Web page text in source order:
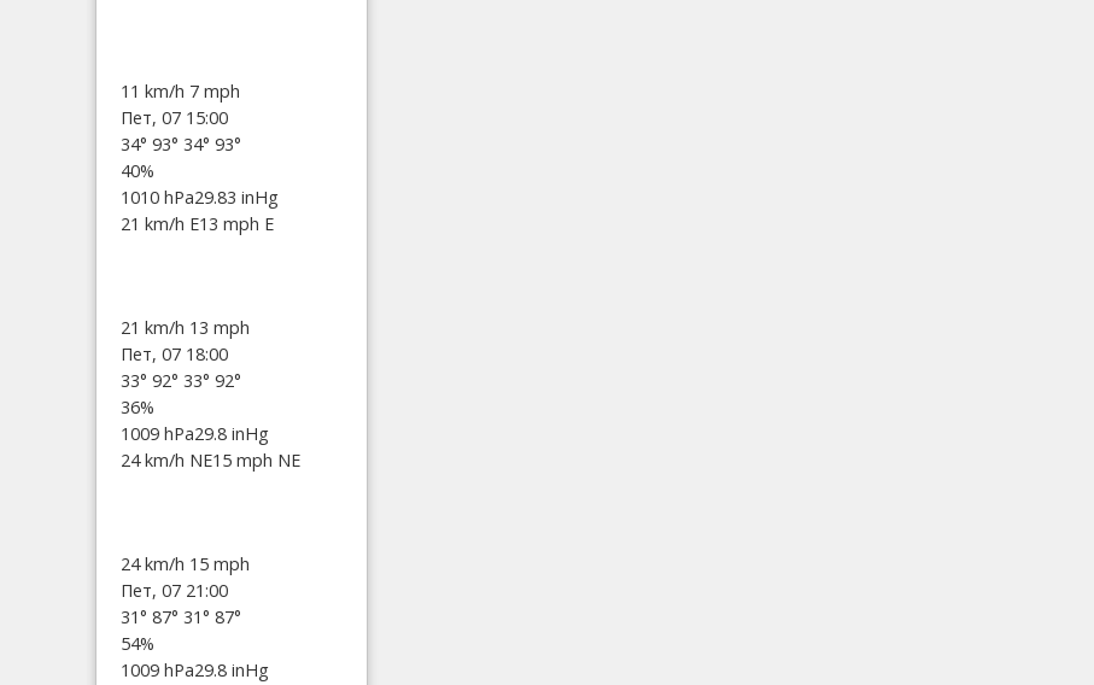
11 km/h 7 mph
Пет, 07 15:00
34° 93° 34° 93°
40%
1010 hPa29.83 inHg
21 km/h E13 mph E
21 km/h 13 mph
Пет, 07 18:00
33° 92° 33° 92°
36%
1009 hPa29.8 inHg
24 km/h NE15 mph NE
24 km/h 15 mph
Пет, 07 21:00
31° 87° 31° 87°
54%
1009 hPa29.8 inHg